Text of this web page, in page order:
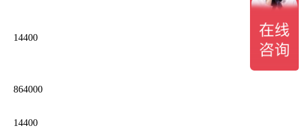
14400
864000
14400